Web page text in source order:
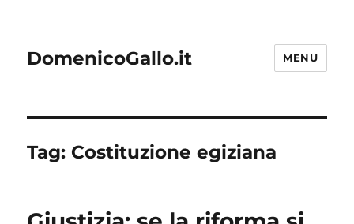
DomenicoGallo.it MENU
Tag: Costituzione egiziana